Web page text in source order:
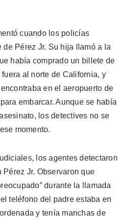
cuando los policías
de Pérez Jr. Su hija llamó a la
había comprado un billete de
al norte de California, y
en el aeropuerto de
embarcar. Aunque se había
los detectives no se
momento.
los agentes detectaron
Jr. Observaron que
durante la llamada
teléfono del padre estaba en
y tenía manchas de